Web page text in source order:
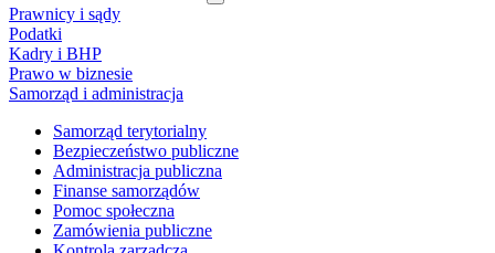
Prawnicy i sądy
Podatki
Kadry i BHP
Prawo w biznesie
Samorząd i administracja
Samorząd terytorialny
Bezpieczeństwo publiczne
Administracja publiczna
Finanse samorządów
Pomoc społeczna
Zamówienia publiczne